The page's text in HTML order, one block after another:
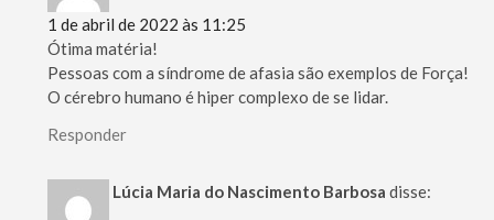
1 de abril de 2022 às 11:25
Ótima matéria!
Pessoas com a síndrome de afasia são exemplos de Força!
O cérebro humano é hiper complexo de se lidar.
Responder
Lúcia Maria do Nascimento Barbosa disse: